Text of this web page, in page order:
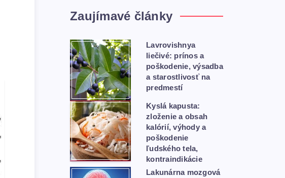
Zaujímavé články
Lavrovishnya
liečivé: prínos a
poškodenie, výsadba
a starostlivosť na
predmestí
Kyslá kapusta:
zloženie a obsah
kalórií, výhody a
poškodenie
ľudského tela,
kontraindikácie
Lakunárna mozgová